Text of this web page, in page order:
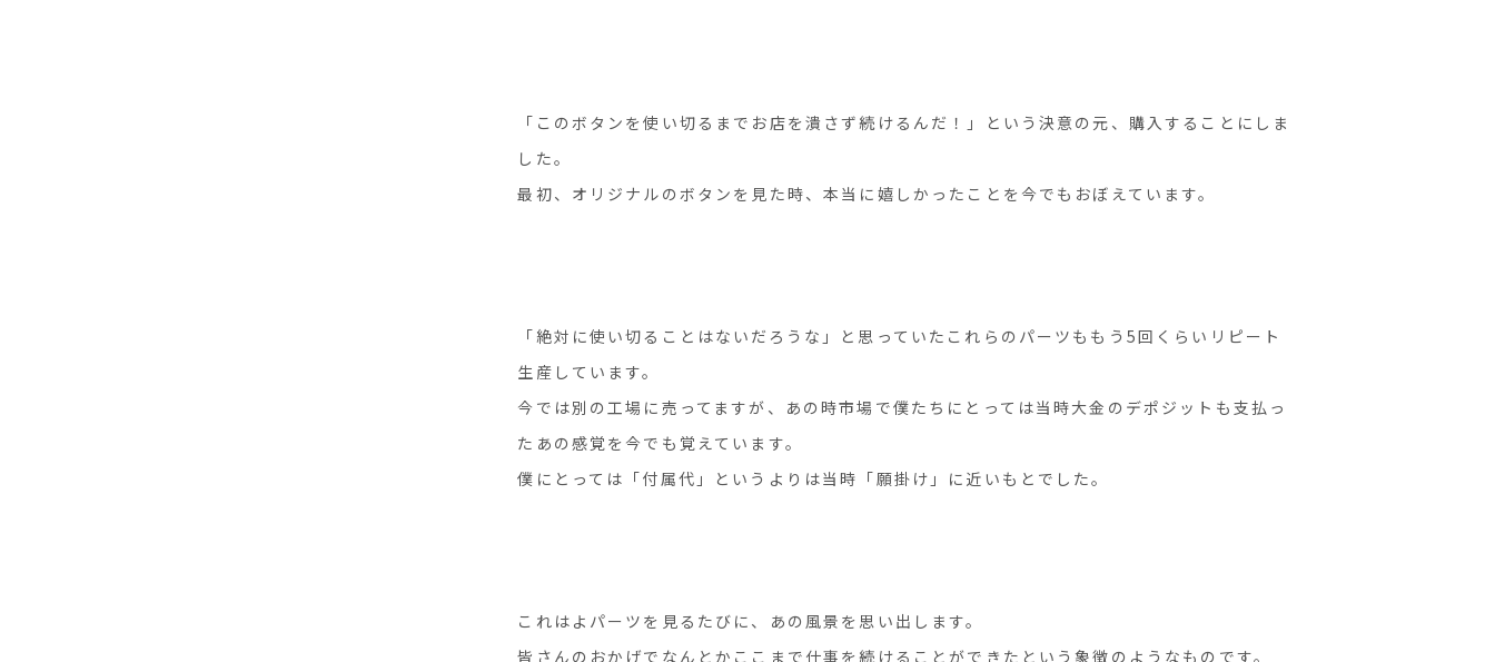
「このボタンを使い切るまでお店を潰さず続けるんだ！」という決意の元、購入することにしま
した。
最初、オリジナルのボタンを見た時、本当に嬉しかったことを今でもおぼえています。
「絶対に使い切ることはないだろうな」と思っていたこれらのパーツももう5回くらいリピート
生産しています。
今では別の工場に売ってますが、あの時市場で僕たちにとっては当時大金のデポジットも支払っ
たあの感覚を今でも覚えています。
僕にとっては「付属代」というよりは当時「願掛け」に近いもとでした。
これはよパーツを見るたびに、あの風景を思い出します。
皆さんのおかげでなんとかここまで仕事を続けることができたという象徴のようなものです。